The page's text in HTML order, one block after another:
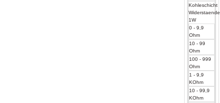
Kohleschicht
Widerstaende
1W
0 - 9,9
Ohm
10 - 99
Ohm
100 - 999
Ohm
1 - 9,9
KOhm
10 - 99,9
KOhm